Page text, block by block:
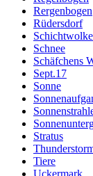
Rergenbogen
Rüdersdorf
Schnee
Schäfchens
Sept.17
Sonne
Stratus
Tiere